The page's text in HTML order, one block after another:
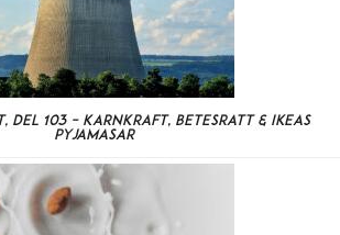
del 103 – kärnkraft, betesrätt & IKEAs
pyjamasar